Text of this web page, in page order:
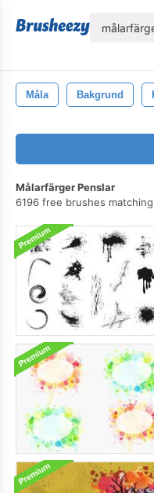
Måla Bakgrund
Målarfärger Penslar
6196 free brushes matching